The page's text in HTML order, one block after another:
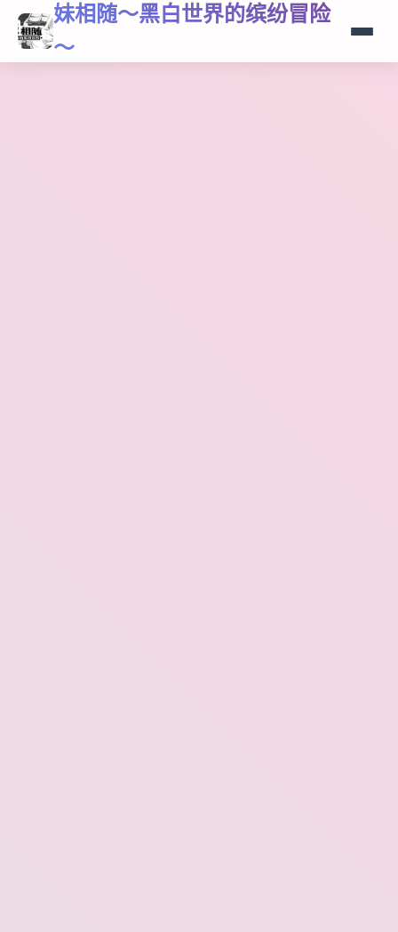
妹相随～黑白世界的缤纷冒险
～